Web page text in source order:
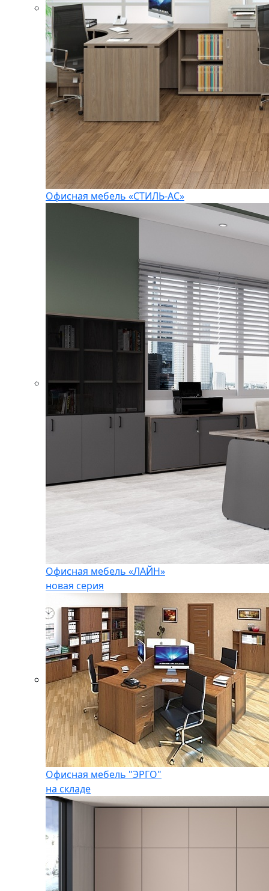
Офисная мебель «СТИЛЬ-АС»
Офисная мебель «ЛАЙН»
новая серия
Офисная мебель "ЭРГО"
на складе